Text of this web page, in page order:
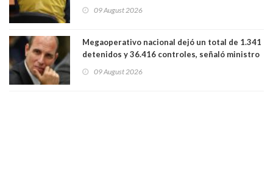
09 August 2026
Megaoperativo nacional dejó un total de 1.341
detenidos y 36.416 controles, señaló ministro
09 August 2026